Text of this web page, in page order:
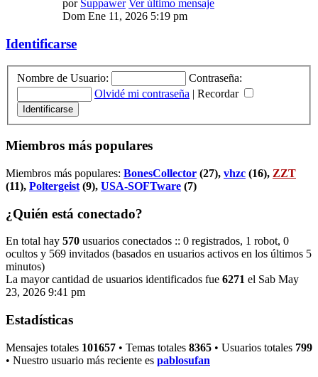
por Suppawer Ver último mensaje
Dom Ene 11, 2026 5:19 pm
Identificarse
Nombre de Usuario:
Contraseña:
Olvidé mi contraseña | Recordar
Miembros más populares
Miembros más populares: BonesCollector (27), vhzc (16), ZZT
(11), Poltergeist (9), USA-SOFTware (7)
¿Quién está conectado?
En total hay 570 usuarios conectados :: 0 registrados, 1 robot, 0
ocultos y 569 invitados (basados en usuarios activos en los últimos 5
minutos)
La mayor cantidad de usuarios identificados fue 6271 el Sab May
23, 2026 9:41 pm
Estadísticas
Mensajes totales 101657 • Temas totales 8365 • Usuarios totales 799
• Nuestro usuario más reciente es pablosufan